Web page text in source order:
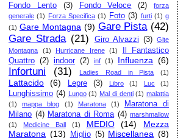
Fondo Lento (3) Fondo Veloce (2)
forza
generale (1) Forza Specifica (1) Foto (3) furti (1) g
(1) Gare Montagna (9) Gare Pista (42)
Gare Strada (21) Giro Alvazzi (3)
Gite
Montagna
(1) Hurricane Irene (1)
Il Fantastico
Quattro (2) indoor (2) inf (1) Influenza (6)
Infortuni (31) Ladies Road in Pista (1)
Lattacido (6) Lepre (3) Libro (1) Luc (1)
Lunghissimo (4) Lungo (1) Mal di denti (1) malattia
(1)
mappa blog (1) Maratona (1)
Maratona di
Milano (4) Maratona di Roma (4) marshmallow
(1)
Medicine Ball (1) MEDIO (14)
Mezza
Maratona (13) Miglio (5) Miscellanea (8)